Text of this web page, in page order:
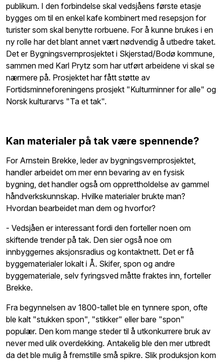
publikum. I den forbindelse skal vedsjåens første etasje
bygges om til en enkel kafe kombinert med resepsjon for
turister som skal benytte rorbuene. For å kunne brukes i en
ny rolle har det blant annet vært nødvendig å utbedre taket.
Det er Bygningsvernprosjektet i Skjerstad/Bodø kommune,
sammen med Karl Prytz som har utført arbeidene vi skal se
nærmere på. Prosjektet har fått støtte av
Fortidsminneforeningens prosjekt "Kulturminner for alle" og
Norsk kulturarvs "Ta et tak".
Kan materialer på tak være spennende?
For Arnstein Brekke, leder av bygningsvernprosjektet,
handler arbeidet om mer enn bevaring av en fysisk
bygning, det handler også om opprettholdelse av gammel
håndverkskunnskap. Hvilke materialer brukte man?
Hvordan bearbeidet man dem og hvorfor?
- Vedsjåen er interessant fordi den forteller noen om
skiftende trender på tak. Den sier også noe om
innbyggernes aksjonsradius og kontaktnett. Det er få
byggematerialer lokalt i Å. Skifer, spon og andre
byggemateriale, selv fyringsved måtte fraktes inn, forteller
Brekke.
Fra begynnelsen av 1800-tallet ble en tynnere spon, ofte
ble kalt "stukken spon", "stikker" eller bare "spon"
populær. Den kom mange steder til å utkonkurrere bruk av
never med ulik overdekking. Antakelig ble den mer utbredt
da det ble mulig å fremstille små spikre. Slik produksjon kom